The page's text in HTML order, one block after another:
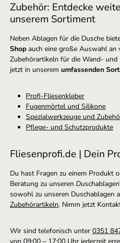
Zubehör: Entdecke
unserem Sortiment
Neben Ablagen für die Dusche
Shop auch eine große Auswahl an
Zubehörartikeln für die Wand-
jetzt in unserem umfassenden
Profi-Fliesenkleber
Fugenmörtel und Silikone
Spezialwerkzeuge und
Pflege- und Schutzprodukte
Fliesenprofi.de | Dein
Du hast Fragen zu einem Produkt
Beratung zu unseren Duschablagen
sowohl zu unseren Duschablagen
Zubehörartikeln. Nimm jetzt
Wir sind telefonisch unter 0351